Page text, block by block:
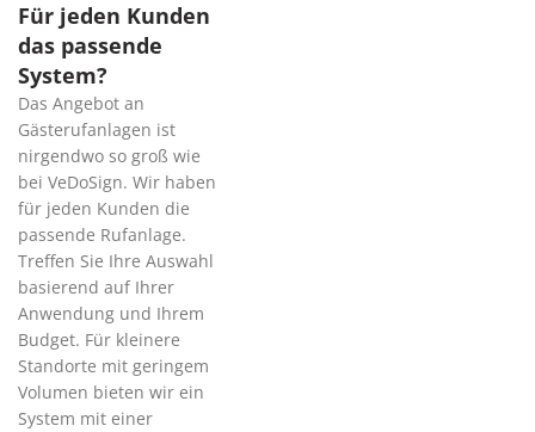
Für jeden Kunden
das passende
System?
Das Angebot an
Gästerufanlagen ist
nirgendwo so groß wie
bei VeDoSign. Wir haben
für jeden Kunden die
passende Rufanlage.
Treffen Sie Ihre Auswahl
basierend auf Ihrer
Anwendung und Ihrem
Budget. Für kleinere
Standorte mit geringem
Volumen bieten wir ein
System mit einer